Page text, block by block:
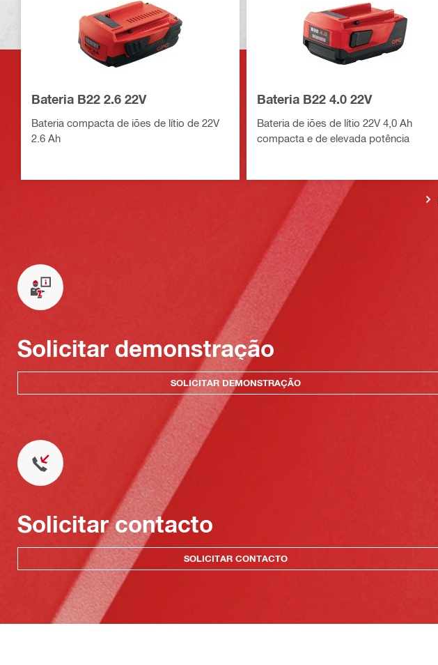
Bateria B22 2.6 22V
Bateria compacta de iões de lítio de 22V
2.6 Ah
Bateria B22 4.0 22V
Bateria de iões de lítio 22V 4,0 Ah
compacta e de elevada potência
Solicitar demonstração
SOLICITAR DEMONSTRAÇÃO
Solicitar contacto
SOLICITAR CONTACTO